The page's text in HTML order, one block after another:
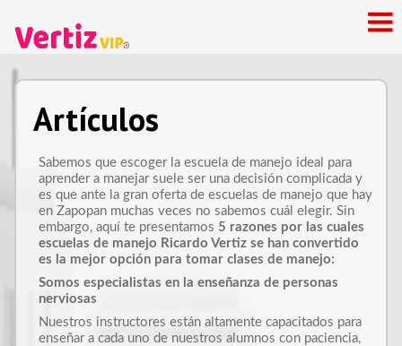
Artículos
Sabemos que escoger la escuela de manejo ideal para
aprender a manejar suele ser una decisión complicada y
es que ante la gran oferta de escuelas de manejo que hay
en Zapopan muchas veces no sabemos cuál elegir. Sin
embargo, aquí te presentamos 5 razones por las cuales
escuelas de manejo Ricardo Vertiz se han convertido
es la mejor opción para tomar clases de manejo:
Somos especialistas en la enseñanza de personas
nerviosas
Nuestros instructores están altamente capacitados para
enseñar a cada uno de nuestros alumnos con paciencia,